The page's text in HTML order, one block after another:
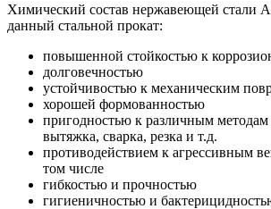
Химический состав нержавеющей стали
данный стальной прокат:
повышенной стойкостью к
долговечностью
устойчивостью к механическим
хорошей формованностью
пригодностью к различным методам
вытяжка, сварка, резка и т.д.
противодействием к агрессивным
том числе
гибкостью и прочностью
гигиеничностью и